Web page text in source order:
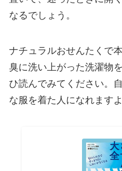
なるでしょう。
ナチュラルおせんたくで
臭に洗い上がった洗濯物
ひ読んでみてください。
な服を着た人になれますよ